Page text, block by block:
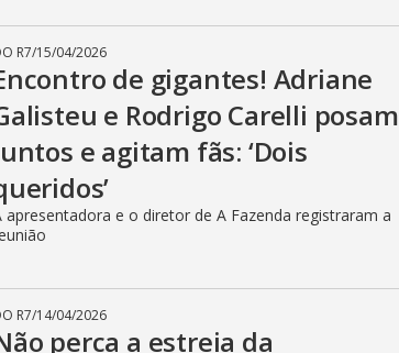
R7/15/04/2026
de gigantes! Adriane
e Rodrigo Carelli posam
e agitam fãs: ‘Dois
apresentadora e o diretor de A Fazenda registraram a
R7/14/04/2026
perca a estreia da